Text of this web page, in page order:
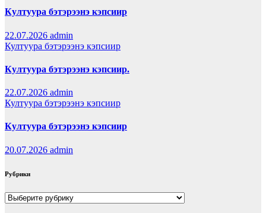
Култуура бэтэрээнэ кэпсиир
22.07.2026 admin
Култуура бэтэрээнэ кэпсиир
Култуура бэтэрээнэ кэпсиир.
22.07.2026 admin
Култуура бэтэрээнэ кэпсиир
Култуура бэтэрээнэ кэпсиир
20.07.2026 admin
Рубрики
Рубрики